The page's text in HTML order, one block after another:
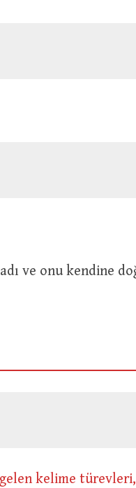
gelen kelime türevleri,